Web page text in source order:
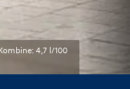
4,7 l/100